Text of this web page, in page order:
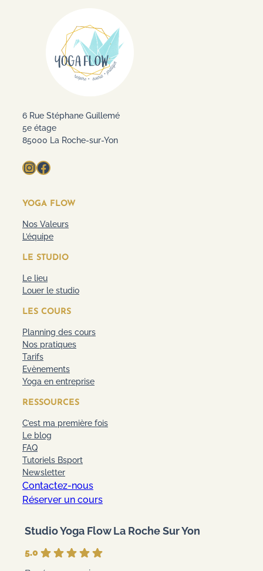
6 Rue Stéphane Guillemé
5e étage
85000 La Roche-sur-Yon
InstagramFacebook
YOGA FLOW
Nos Valeurs
L’équipe
LE STUDIO
Le lieu
Louer le studio
LES COURS
Planning des cours
Nos pratiques
Tarifs
Evènements
Yoga en entreprise
RESSOURCES
C’est ma première fois
Le blog
FAQ
Tutoriels Bsport
Newsletter
Contactez-nous
Réserver un cours
Studio Yoga Flow La Roche Sur Yon
5.0